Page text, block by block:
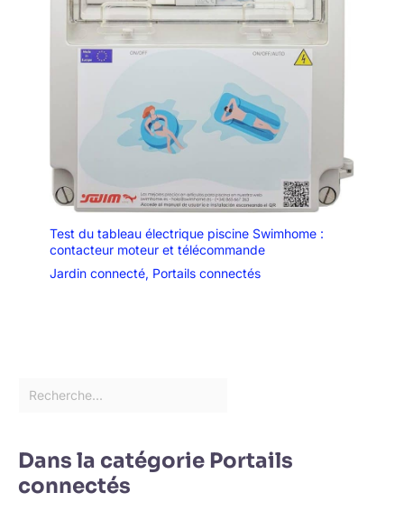
Test du tableau électrique piscine Swimhome :
contacteur moteur et télécommande
Jardin connecté, Portails connectés
Dans la catégorie Portails
connectés